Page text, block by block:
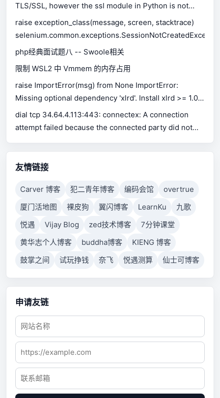
TLS/SSL, however the ssl module in Python is not
available.
raise exception_class(message, screen, stacktrace)
php经典面试题八 -- Swoole相关
限制 WSL2 中 Vmmem 的内存占用
raise ImportError(msg) from None ImportError:
Missing optional dependency 'xlrd'. Install xlrd >= 1.0.0
for Excel support Use pip or conda to install xlrd.
dial tcp 34.64.4.113:443: connectex: A connection
attempt failed because the connected party did not
connection failed because connected host has failed
to respond.
友情链接
Carver 博客 犯二青年博客 编码会馆
overtrue
厦门活地图
裸皮狗 翼闪博客 LearnKu
九歌
悦遇
Vijay Blog zed技术博客
7分钟课堂
黄华志个人博客
buddha博客
KIENG 博客
鼓掌之间
试玩挣钱 奈飞 悦遇测算 仙士可博客
申请友链